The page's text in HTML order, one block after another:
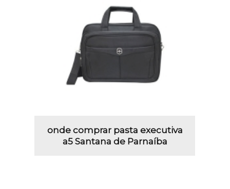
onde comprar pasta executiva
a5 Santana de Parnaíba